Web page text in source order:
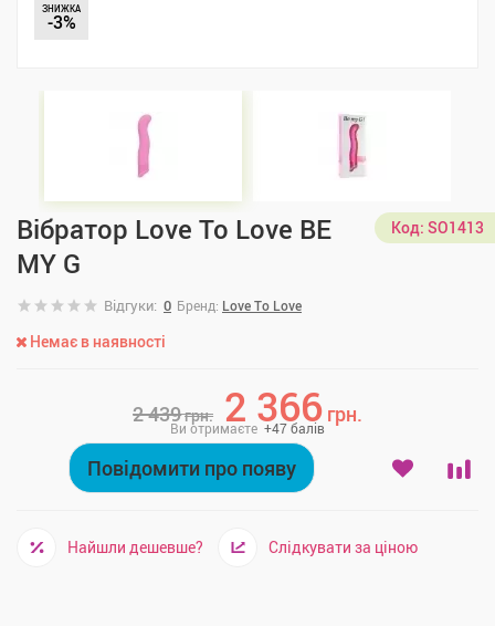
ЗНИЖКА
-3%
Вібратор Love To Love BE
MY G
Код: SO1413
Відгуки: 0 Бренд: Love To Love
Немає в наявності
2 439грн. 2 366 грн.
Ви отримаєте +47балів
Повідомити про появу
Найшли дешевше? Слідкувати за ціною